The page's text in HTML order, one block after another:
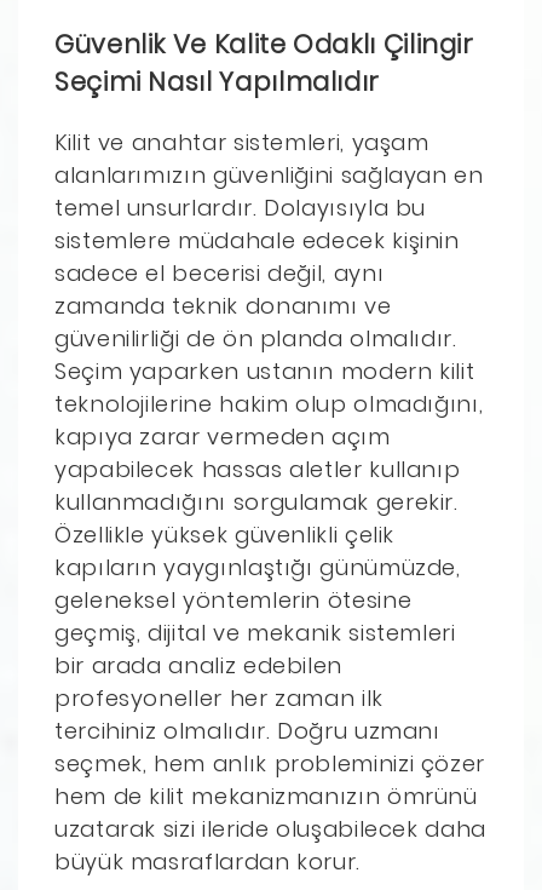
Güvenlik Ve Kalite Odaklı Çilingir
Seçimi Nasıl Yapılmalıdır
Kilit ve anahtar sistemleri, yaşam
alanlarımızın güvenliğini sağlayan en
temel unsurlardır. Dolayısıyla bu
sistemlere müdahale edecek kişinin
sadece el becerisi değil, aynı
zamanda teknik donanımı ve
güvenilirliği de ön planda olmalıdır.
Seçim yaparken ustanın modern kilit
teknolojilerine hakim olup olmadığını,
kapıya zarar vermeden açım
yapabilecek hassas aletler kullanıp
kullanmadığını sorgulamak gerekir.
Özellikle yüksek güvenlikli çelik
kapıların yaygınlaştığı günümüzde,
geleneksel yöntemlerin ötesine
geçmiş, dijital ve mekanik sistemleri
bir arada analiz edebilen
profesyoneller her zaman ilk
tercihiniz olmalıdır. Doğru uzmanı
seçmek, hem anlık probleminizi çözer
hem de kilit mekanizmanızın ömrünü
uzatarak sizi ileride oluşabilecek daha
büyük masraflardan korur.